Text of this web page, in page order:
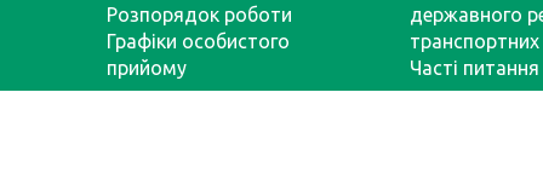
Розпорядок роботи
Графіки особистого
прийому
державного
транспортних
Часті питання